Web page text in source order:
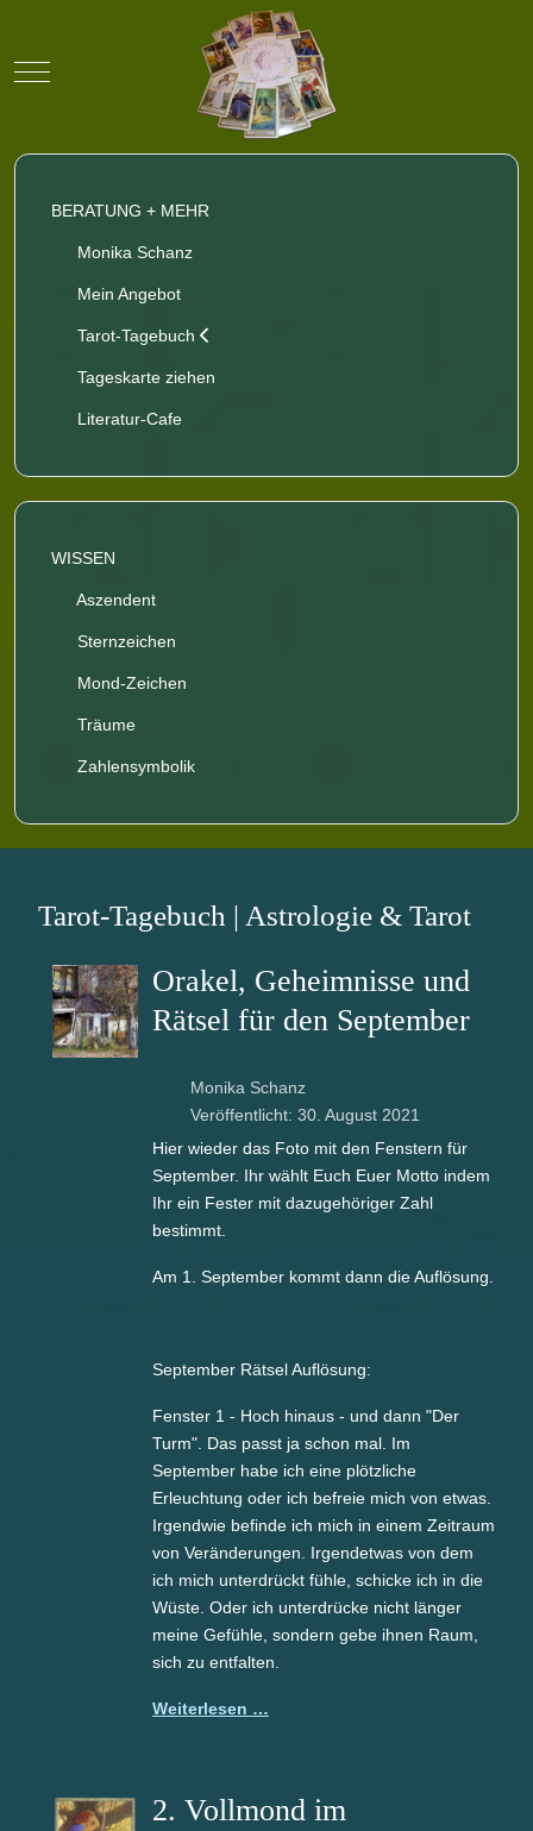
Mobile Menu Toggle
BERATUNG + MEHR
Monika Schanz
Mein Angebot
Tarot-Tagebuch
Tageskarte ziehen
Literatur-Cafe
WISSEN
Aszendent
Sternzeichen
Mond-Zeichen
Träume
Zahlensymbolik
Tarot-Tagebuch | Astrologie & Tarot
Orakel, Geheimnisse und
Rätsel für den September
Monika Schanz
Veröffentlicht: 30. August 2021
Hier wieder das Foto mit den Fenstern für
September. Ihr wählt Euch Euer Motto indem
Ihr ein Fester mit dazugehöriger Zahl
bestimmt.
Am 1. September kommt dann die Auflösung.
September Rätsel Auflösung:
Fenster 1 - Hoch hinaus - und dann "Der
Turm". Das passt ja schon mal. Im
September habe ich eine plötzliche
Erleuchtung oder ich befreie mich von etwas.
Irgendwie befinde ich mich in einem Zeitraum
von Veränderungen. Irgendetwas von dem
ich mich unterdrückt fühle, schicke ich in die
Wüste. Oder ich unterdrücke nicht länger
meine Gefühle, sondern gebe ihnen Raum,
sich zu entfalten.
Weiterlesen …
2. Vollmond im